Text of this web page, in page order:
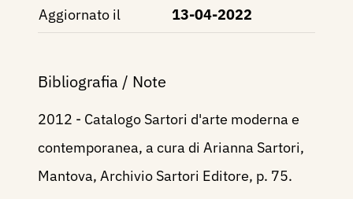
Aggiornato il
13-04-2022
Bibliografia / Note
2012 - Catalogo Sartori d'arte moderna e
contemporanea, a cura di Arianna Sartori,
Mantova, Archivio Sartori Editore, p. 75.